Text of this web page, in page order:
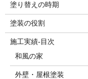
塗り替えの時期
塗装の役割
施工実績-目次
和風の家
外壁・屋根塗装